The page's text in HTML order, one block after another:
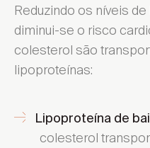
Reduzindo os níveis
diminui-se o risco
colesterol são
lipoproteínas:
Lipoproteína de
colesterol